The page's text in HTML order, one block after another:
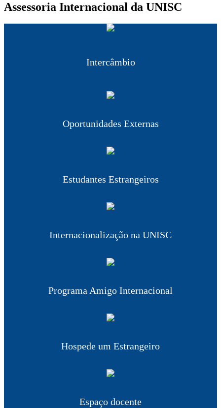
Assessoria Internacional da UNISC
Intercâmbio
Oportunidades Externas
Estudantes Estrangeiros
Internacionalização na UNISC
Programa Amigo Internacional
Hospede um Estrangeiro
Espaço docente